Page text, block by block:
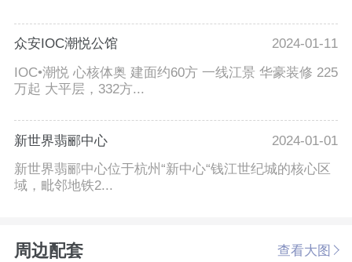
众安IOC潮悦公馆
2024-01-11
IOC•潮悦 心核体奥 建面约60方 一线江景 华豪装修 225
万起 大平层，332方...
新世界翡郦中心
2024-01-01
新世界翡郦中心位于杭州“新中心“钱江世纪城的核心区
域，毗邻地铁2...
周边配套 查看大图